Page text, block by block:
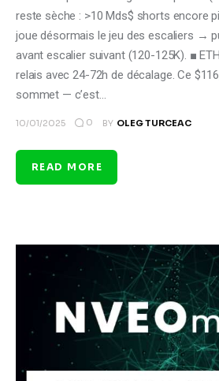
reste sèche : >10 Mds$ shorts encore
joue désormais le jeu des escaliers →
avant escalier suivant (120-125K). ■
relais avec 24-72h de décalage. Ce
sommet — c’est…
10/01/2025 0 BY OLEG TURCEAC
READ MORE